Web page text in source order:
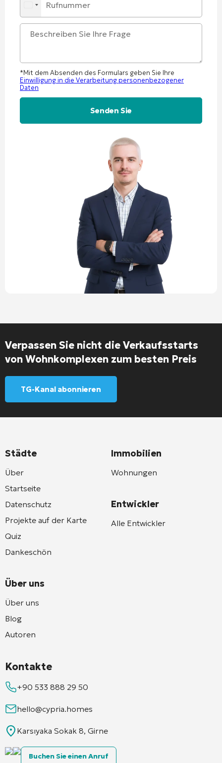
*Mit dem Absenden des Formulars geben Sie Ihre
Einwilligung in die Verarbeitung personenbezogener
Daten
Verpassen Sie nicht die Verkaufsstarts
von Wohnkomplexen zum besten Preis
TG-Kanal abonnieren
Städte
Über
Startseite
Datenschutz
Projekte auf der Karte
Quiz
Dankeschön
Über uns
Über uns
Blog
Autoren
Immobilien
Wohnungen
Entwickler
Alle Entwickler
Kontakte
+90 533 888 29 50
hello@cypria.homes
Karsıyaka Sokak 8, Girne
Buchen Sie einen Anruf